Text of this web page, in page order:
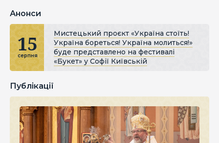
Анонси
15
серпня
Мистецький проєкт «Україна стоїть!
Україна бореться! Україна молиться!»
буде представлено на фестивалі
«Букет» у Софії Київській
Публікації